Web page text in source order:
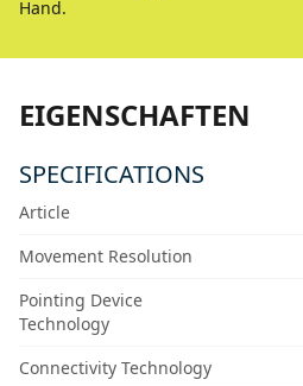
Hand.
EIGENSCHAFTEN
SPECIFICATIONS
Article
Movement Resolution
Pointing Device
Technology
Connectivity Technology